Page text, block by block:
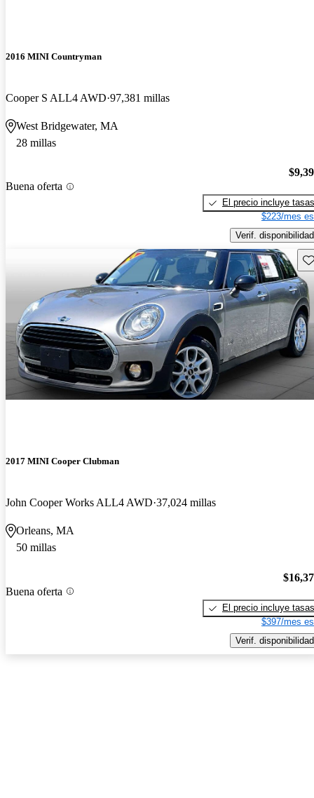
2016 MINI Countryman
Cooper S ALL4 AWD 97,381 millas
West Bridgewater, MA
28 millas
Buena oferta
El precio incluye tasas
$223/mes
Verif. disponibilidad
2017 MINI Cooper Clubman
John Cooper Works ALL4 AWD 37,024 millas
Orleans, MA
50 millas
Buena oferta
El precio incluye tasas
$397/mes
Verif. disponibilidad